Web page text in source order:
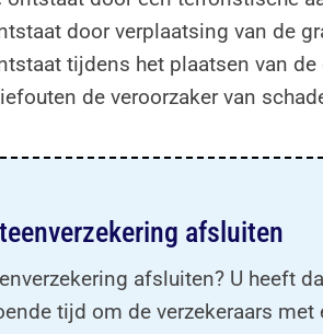
door verplaatsing van de
tijdens het plaatsen van de
de veroorzaker van
afsluiten
afsluiten? U heeft
tijd om de verzekeraars